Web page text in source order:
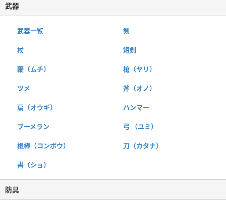
武器
武器一覧 剣
杖 短剣
鞭（ムチ） 槍（ヤリ）
ツメ 斧（オノ）
扇（オウギ） ハンマー
ブーメラン 弓 （ユミ）
棍棒（コンボウ） 刀（カタナ）
書（ショ）
防具